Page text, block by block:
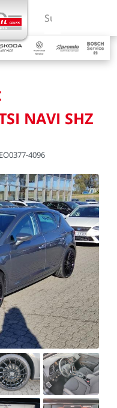
Suchbegriff
NAVI SHZ
4096